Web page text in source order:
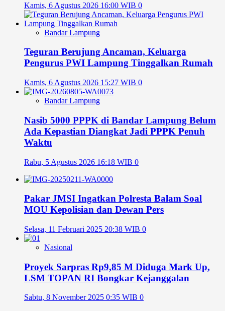
Kamis, 6 Agustus 2026 16:00 WIB 0
Bandar Lampung
Teguran Berujung Ancaman, Keluarga
Pengurus PWI Lampung Tinggalkan Rumah
Kamis, 6 Agustus 2026 15:27 WIB 0
Bandar Lampung
Nasib 5000 PPPK di Bandar Lampung Belum
Ada Kepastian Diangkat Jadi PPPK Penuh
Waktu
Rabu, 5 Agustus 2026 16:18 WIB 0
Pakar JMSI Ingatkan Polresta Balam Soal
MOU Kepolisian dan Dewan Pers
Selasa, 11 Februari 2025 20:38 WIB 0
Nasional
Proyek Sarpras Rp9,85 M Diduga Mark Up,
LSM TOPAN RI Bongkar Kejanggalan
Sabtu, 8 November 2025 0:35 WIB 0